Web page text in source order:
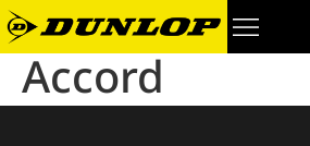
Accord